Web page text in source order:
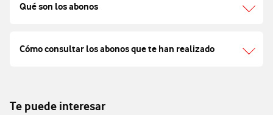
Qué son los abonos
Cómo consultar los abonos que te han realizado
Te puede interesar